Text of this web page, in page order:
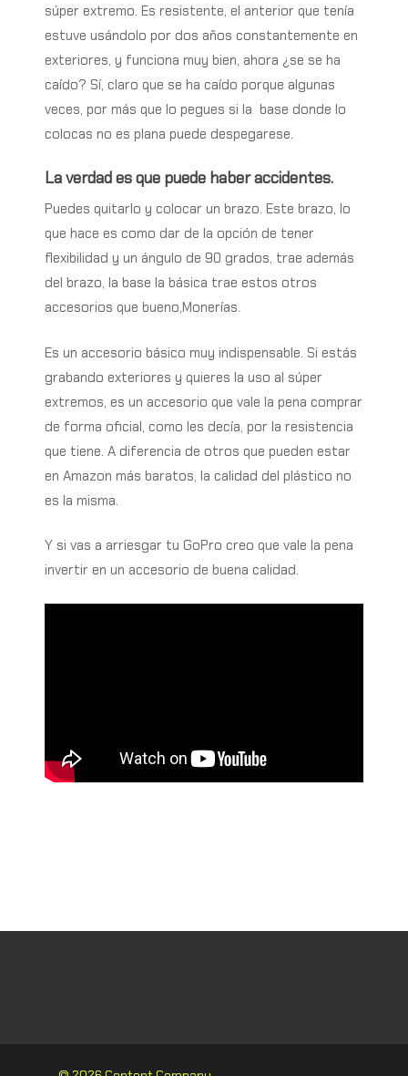
súper extremo. Es resistente, el anterior que tenía
estuve usándolo por dos años constantemente en
exteriores, y funciona muy bien, ahora ¿se se ha
caído? Sí, claro que se ha caído porque algunas
veces, por más que lo pegues si la base donde lo
colocas no es plana puede despegarese.
La verdad es que puede haber accidentes.
Puedes quitarlo y colocar un brazo. Este brazo, lo
que hace es como dar de la opción de tener
flexibilidad y un ángulo de 90 grados, trae además
del brazo, la base la básica trae estos otros
accesorios que bueno,Monerías.
Es un accesorio básico muy indispensable. Si estás
grabando exteriores y quieres la uso al súper
extremos, es un accesorio que vale la pena comprar
de forma oficial, como les decía, por la resistencia
que tiene. A diferencia de otros que pueden estar
en Amazon más baratos, la calidad del plástico no
es la misma.
Y si vas a arriesgar tu GoPro creo que vale la pena
invertir en un accesorio de buena calidad.